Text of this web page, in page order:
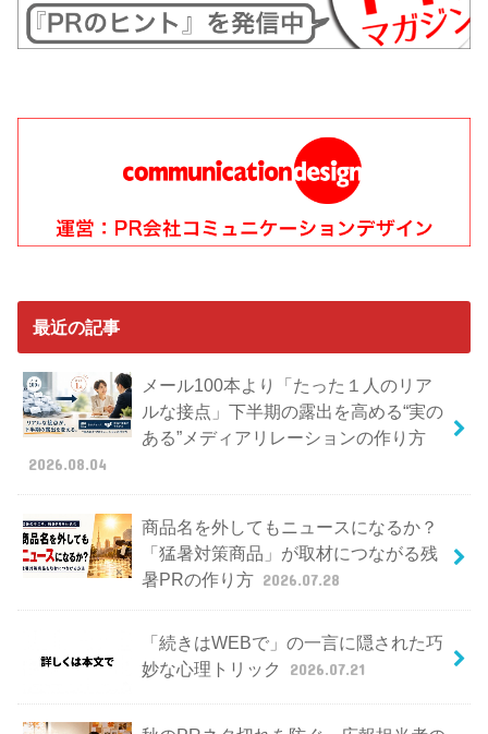
最近の記事
メール100本より「たった１人のリア
ルな接点」下半期の露出を高める“実の
ある”メディアリレーションの作り方
2026.08.04
商品名を外してもニュースになるか？
「猛暑対策商品」が取材につながる残
暑PRの作り方 2026.07.28
「続きはWEBで」の一言に隠された巧
妙な心理トリック
2026.07.21